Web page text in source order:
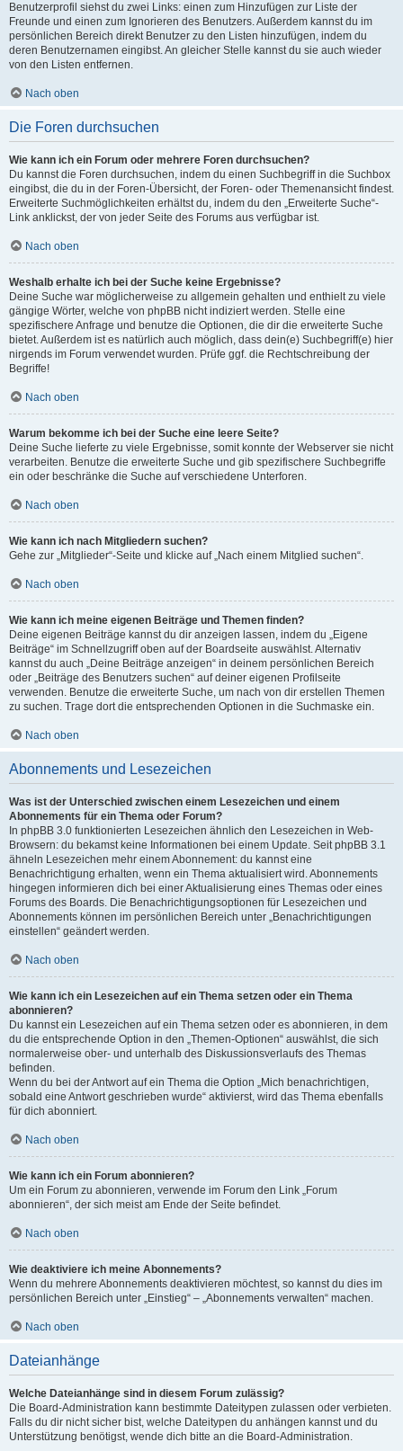
Benutzerprofil siehst du zwei Links: einen zum Hinzufügen zur Liste der
Freunde und einen zum Ignorieren des Benutzers. Außerdem kannst du im
persönlichen Bereich direkt Benutzer zu den Listen hinzufügen, indem du
deren Benutzernamen eingibst. An gleicher Stelle kannst du sie auch wieder
von den Listen entfernen.
Nach oben
Die Foren durchsuchen
Wie kann ich ein Forum oder mehrere Foren durchsuchen?
Du kannst die Foren durchsuchen, indem du einen Suchbegriff in die Suchbox
eingibst, die du in der Foren-Übersicht, der Foren- oder Themenansicht findest.
Erweiterte Suchmöglichkeiten erhältst du, indem du den „Erweiterte Suche“-
Link anklickst, der von jeder Seite des Forums aus verfügbar ist.
Nach oben
Weshalb erhalte ich bei der Suche keine Ergebnisse?
Deine Suche war möglicherweise zu allgemein gehalten und enthielt zu viele
gängige Wörter, welche von phpBB nicht indiziert werden. Stelle eine
spezifischere Anfrage und benutze die Optionen, die dir die erweiterte Suche
bietet. Außerdem ist es natürlich auch möglich, dass dein(e) Suchbegriff(e) hier
nirgends im Forum verwendet wurden. Prüfe ggf. die Rechtschreibung der
Begriffe!
Nach oben
Warum bekomme ich bei der Suche eine leere Seite?
Deine Suche lieferte zu viele Ergebnisse, somit konnte der Webserver sie nicht
verarbeiten. Benutze die erweiterte Suche und gib spezifischere Suchbegriffe
ein oder beschränke die Suche auf verschiedene Unterforen.
Nach oben
Wie kann ich nach Mitgliedern suchen?
Gehe zur „Mitglieder“-Seite und klicke auf „Nach einem Mitglied suchen“.
Nach oben
Wie kann ich meine eigenen Beiträge und Themen finden?
Deine eigenen Beiträge kannst du dir anzeigen lassen, indem du „Eigene
Beiträge“ im Schnellzugriff oben auf der Boardseite auswählst. Alternativ
kannst du auch „Deine Beiträge anzeigen“ in deinem persönlichen Bereich
oder „Beiträge des Benutzers suchen“ auf deiner eigenen Profilseite
verwenden. Benutze die erweiterte Suche, um nach von dir erstellen Themen
zu suchen. Trage dort die entsprechenden Optionen in die Suchmaske ein.
Nach oben
Abonnements und Lesezeichen
Was ist der Unterschied zwischen einem Lesezeichen und einem
Abonnements für ein Thema oder Forum?
In phpBB 3.0 funktionierten Lesezeichen ähnlich den Lesezeichen in Web-
Browsern: du bekamst keine Informationen bei einem Update. Seit phpBB 3.1
ähneln Lesezeichen mehr einem Abonnement: du kannst eine
Benachrichtigung erhalten, wenn ein Thema aktualisiert wird. Abonnements
hingegen informieren dich bei einer Aktualisierung eines Themas oder eines
Forums des Boards. Die Benachrichtigungsoptionen für Lesezeichen und
Abonnements können im persönlichen Bereich unter „Benachrichtigungen
einstellen“ geändert werden.
Nach oben
Wie kann ich ein Lesezeichen auf ein Thema setzen oder ein Thema
abonnieren?
Du kannst ein Lesezeichen auf ein Thema setzen oder es abonnieren, in dem
du die entsprechende Option in den „Themen-Optionen“ auswählst, die sich
normalerweise ober- und unterhalb des Diskussionsverlaufs des Themas
befinden.
Wenn du bei der Antwort auf ein Thema die Option „Mich benachrichtigen,
sobald eine Antwort geschrieben wurde“ aktivierst, wird das Thema ebenfalls
für dich abonniert.
Nach oben
Wie kann ich ein Forum abonnieren?
Um ein Forum zu abonnieren, verwende im Forum den Link „Forum
abonnieren“, der sich meist am Ende der Seite befindet.
Nach oben
Wie deaktiviere ich meine Abonnements?
Wenn du mehrere Abonnements deaktivieren möchtest, so kannst du dies im
persönlichen Bereich unter „Einstieg“ – „Abonnements verwalten“ machen.
Nach oben
Dateianhänge
Welche Dateianhänge sind in diesem Forum zulässig?
Die Board-Administration kann bestimmte Dateitypen zulassen oder verbieten.
Falls du dir nicht sicher bist, welche Dateitypen du anhängen kannst und du
Unterstützung benötigst, wende dich bitte an die Board-Administration.